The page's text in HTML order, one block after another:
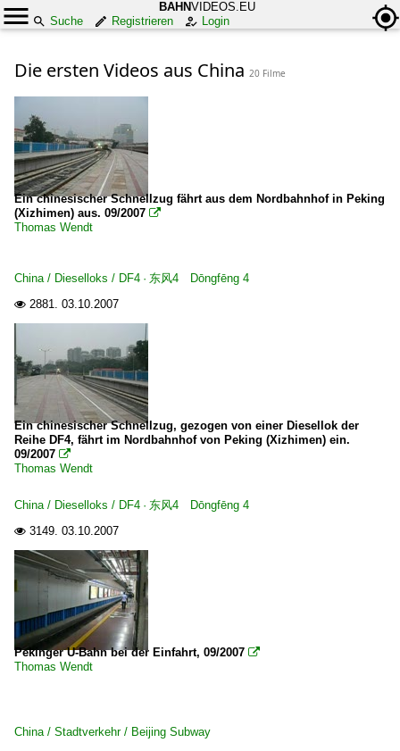
BAHNVIDEOS.EU
Suche
Registrieren Login
Die ersten Videos aus China 20 Filme
Ein chinesischer Schnellzug fährt aus dem Nordbahnhof in Peking
(Xizhimen) aus. 09/2007 
Thomas Wendt
China / Dieselloks / DF4 · 东风4 Dōngfēng 4
 2881. 03.10.2007
Ein chinesischer Schnellzug, gezogen von einer Diesellok der
Reihe DF4, fährt im Nordbahnhof von Peking (Xizhimen) ein.
09/2007 
Thomas Wendt
China / Dieselloks / DF4 · 东风4 Dōngfēng 4
 3149. 03.10.2007
Pekinger U-Bahn bei der Einfahrt, 09/2007 
Thomas Wendt
China / Stadtverkehr / Beijing Subway